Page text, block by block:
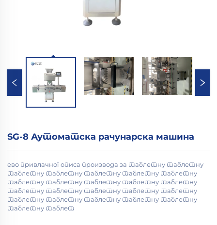
SG-8 Аутоматска рачунарска машина
ево привлачног описа производа за таблетну таблетну
таблетну таблетну таблетну таблетну таблетну
таблетну таблетну таблетну таблетну таблетну
таблетну таблетну таблетну таблетну таблетну
таблетну таблетну таблетну таблетну таблетну
таблетну таблет